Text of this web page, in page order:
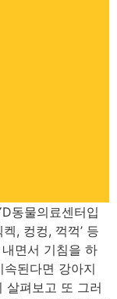
동물의료센터입
, 컹컹, 꺽꺽’ 등
면서 기침을 하
된다면 강아지
살펴보고 또 그러